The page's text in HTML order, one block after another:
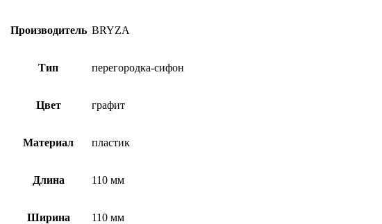
Производитель BRYZA
Тип перегородка-сифон
Цвет графит
Материал пластик
Длина 110 мм
Ширина 110 мм